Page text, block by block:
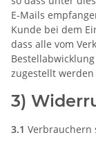
E-Mails
Kunde bei dem
dass alle vom
zugestellt werden
3)
3.1 Verbrauchern